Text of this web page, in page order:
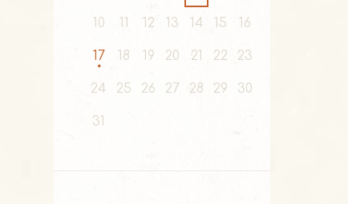
10 11 12 13 14 15 16
17 18 19 20 21 22 23
24 25 26 27 28 29 30
31